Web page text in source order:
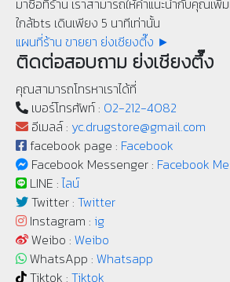
มาซื้อที่ร้าน เราสามารถให้คำแนะนำกับคุณเพิ่ม
ใกล้bts เดินเพียง 5 นาทีเท่านั้น
แผนที่ร้าน ขายยา ย่งเชียงตึ๊ง ►
ติดต่อสอบถาม ย่งเชียงตึ๊ง
คุณสามารถโทรหาเราได้ที่
เบอร์โทรศัพท์ : 02-212-4082
อีเมลล์ : yc.drugstore@gmail.com
facebook page : Facebook
Facebook Messenger : Facebook
LINE :ไลน์
Twitter : Twitter
Instagram : ig
Weibo : Weibo
WhatsApp : Whatsapp
Tiktok : Tiktok